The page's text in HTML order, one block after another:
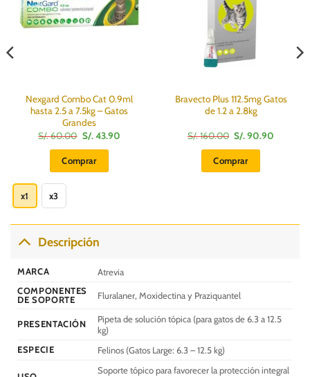
Nexgard Combo Cat 0.9ml
hasta 2.5 a 7.5kg – Gatos
Grandes
S/.60.00 El
precio
original
era:
S/.
S/.43.90El
Comprar
múltiples
variantes.
Las
pueden
en
página
x1 x3
Bravecto Plus 112.5mg Gatos
de 1.2 a 2.8kg
S/.160.00 El
precio
original
era:
S/.
S/.90.90
Comprar
Descripción
MARCA
Atrevia
COMPONENTES
DE SOPORTE
Fluralaner, Moxidectina y Praziquantel
PRESENTACIÓN
Pipeta de solución tópica (para gatos de 6.3 a 12.5
kg)
ESPECIE
Felinos (Gatos Large: 6.3 – 12.5 kg)
Soporte tópico para favorecer la protección integral